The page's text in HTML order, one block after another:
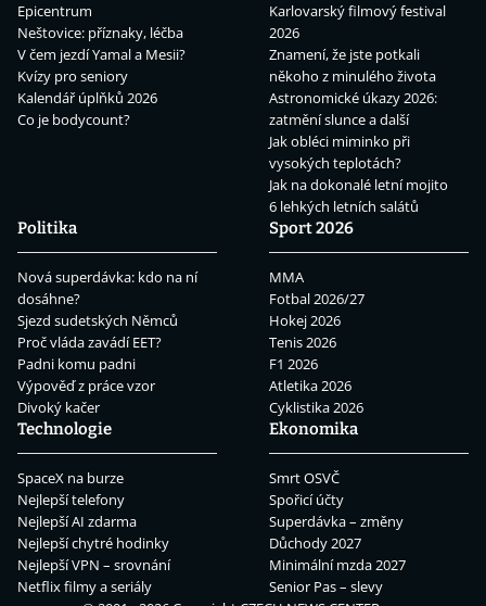
Epicentrum
Neštovice: příznaky, léčba
V čem jezdí Yamal a Mesii?
Kvízy pro seniory
Kalendář úplňků 2026
Co je bodycount?
Karlovarský filmový festival
2026
Znamení, že jste potkali
někoho z minulého života
Astronomické úkazy 2026:
zatmění slunce a další
Jak obléci miminko při
vysokých teplotách?
Jak na dokonalé letní mojito
6 lehkých letních salátů
Politika
Nová superdávka: kdo na ní
dosáhne?
Sjezd sudetských Němců
Proč vláda zavádí EET?
Padni komu padni
Výpověď z práce vzor
Divoký kačer
Sport 2026
MMA
Fotbal 2026/27
Hokej 2026
Tenis 2026
F1 2026
Atletika 2026
Cyklistika 2026
Technologie
SpaceX na burze
Nejlepší telefony
Nejlepší AI zdarma
Nejlepší chytré hodinky
Nejlepší VPN – srovnání
Netflix filmy a seriály
Ekonomika
Smrt OSVČ
Spořicí účty
Superdávka – změny
Důchody 2027
Minimální mzda 2027
Senior Pas – slevy